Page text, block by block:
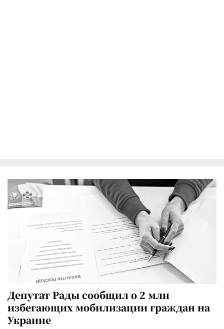
Депутат Рады сообщил о 2 млн
избегающих мобилизации граждан на
Украине